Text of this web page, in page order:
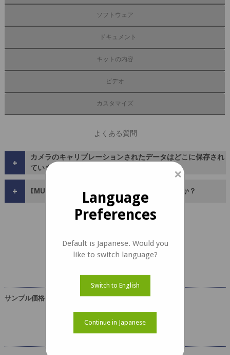
ソフトウェア
ドキュメント
キットの内容
ビデオ
カスタマイズ
よくある質問
+
カメラのキャリブレーションされたデータはどこに保存され
ていますか？
+ IMUとは何ですか？どのように設定するのですか？
その他のよくある質問 »
TaraXLドキュメント
サンプル価格
USD 349
×
Language
Preferences
Default is Japanese. Would you
like to switch language?
Switch to English
Continue in Japanese